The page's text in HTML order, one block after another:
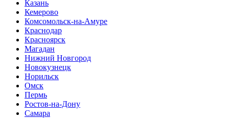
Казань
Кемерово
Комсомольск-на-Амуре
Краснодар
Красноярск
Магадан
Нижний Новгород
Новокузнецк
Норильск
Омск
Пермь
Ростов-на-Дону
Самара